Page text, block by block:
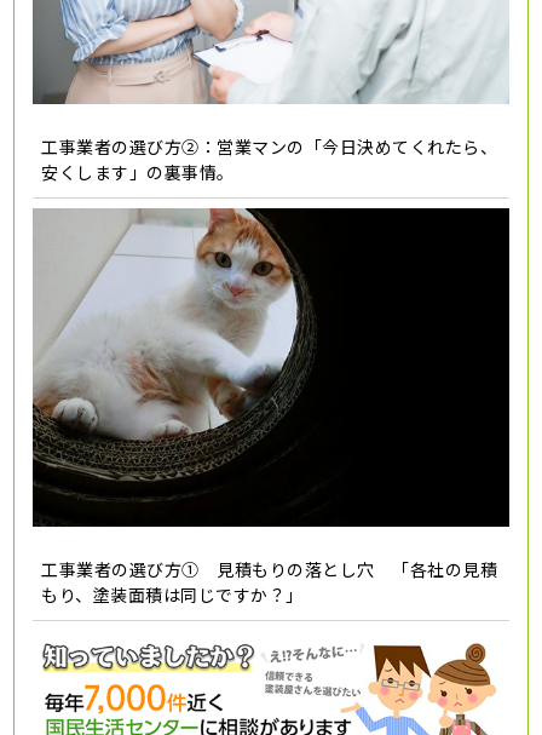
工事業者の選び方②：営業マンの「今日決めてくれたら、
安くします」の裏事情。
工事業者の選び方① 見積もりの落とし穴 「各社の見積
もり、塗装面積は同じですか？」